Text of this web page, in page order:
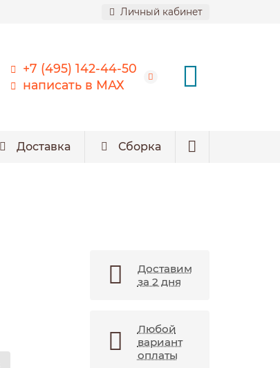
Личный кабинет
+7 (495) 142-44-50
написать в МАХ
Доставка Сборка
Доставим
за 2 дня
Любой
вариант
оплаты